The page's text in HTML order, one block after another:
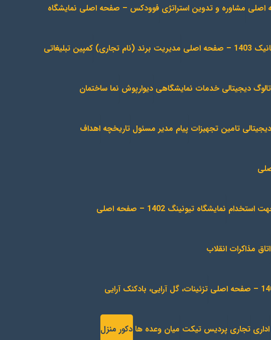
اصلی مشاوره و تدوین استراتژی فوودکس – صفحه اصلی نمایشگاه
اصلی مدیریت برند (نام تجاری) کمپین تبلیغاتی
دیجیتالی خدمات نمایشگاهی دیوارپوش نما ساختمان
تامین تجهیزات پیام مدیر مسئول تاریخچه اهداف
استخدام نمایشگاه تیونینگ 1402 – صفحه اصلی
اتاق مذاکرات انقلاب
تزئینات، گل آرایی، بادکنک آرایی
اداری تجاری پردیس تیکت میان وعده ها دکور منزل